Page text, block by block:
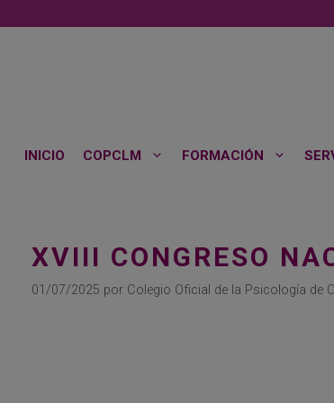
al
INICIO COPCLM FORMACIÓN
XVIII CONGRESO
01/07/2025 por Colegio Oficial de la Psicología de